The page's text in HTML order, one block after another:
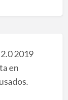
2019
en